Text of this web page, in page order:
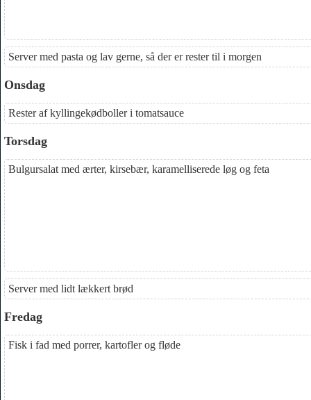
Server med pasta og lav gerne, så der er rester til i morgen
Onsdag
Rester af kyllingekødboller i tomatsauce
Torsdag
Bulgursalat med ærter, kirsebær, karamelliserede løg og feta
Server med lidt lækkert brød
Fredag
Fisk i fad med porrer, kartofler og fløde